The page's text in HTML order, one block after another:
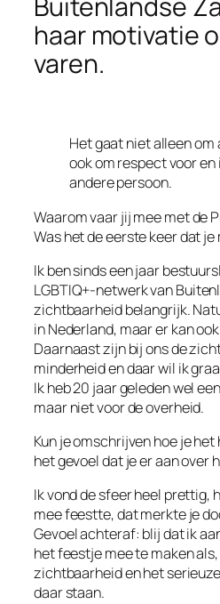
Buitenlandse
haar motivatie
varen.
Het gaat niet alleen
ook om respect voor
andere persoon.
Waarom vaar jij mee met de
Was het de eerste keer dat je
Ik ben sinds een jaar
LGBTIQ+-netwerk van
zichtbaarheid belangrijk.
in Nederland, maar er kan
Daarnaast zijn bij ons de
minderheid en daar wil ik
Ik heb 20 jaar geleden wel
maar niet voor de overheid.
Kun je omschrijven hoe je
het gevoel dat je er aan over
Ik vond de sfeer heel prettig,
mee feestte, dat merkte je
Gevoel achteraf: blij dat ik
het feestje mee te maken
zichtbaarheid en het
daar staan.